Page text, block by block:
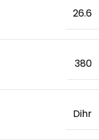
26.6
380
Dihr